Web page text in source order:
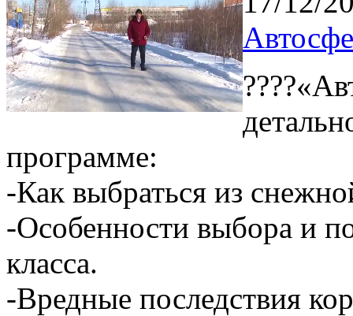
программе:
-Как выбраться из
-Особенности выбора и
класса.
-Вредные последствия